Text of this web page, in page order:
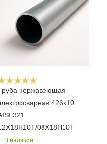
нержавеющая
426х10
321
08Х18Н10Т
В наличии